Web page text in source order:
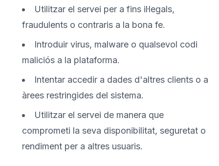
Utilitzar el servei per a fins il·legals,
fraudulents o contraris a la bona fe.
Introduir virus, malware o qualsevol codi
maliciós a la plataforma.
Intentar accedir a dades d'altres clients o a
àrees restringides del sistema.
Utilitzar el servei de manera que
comprometi la seva disponibilitat, seguretat o
rendiment per a altres usuaris.